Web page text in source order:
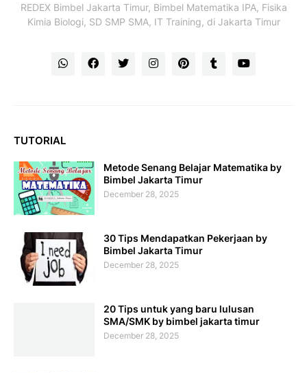
REDEX Bimbel Jakarta Timur, Bimbel Matematika IPA, Fisika
Kimia Biologi, SD SMP SMA, IT Training, di Jakarta Timur
TUTORIAL
Metode Senang Belajar Matematika by
Bimbel Jakarta Timur
December 28, 2025
30 Tips Mendapatkan Pekerjaan by
Bimbel Jakarta Timur
December 28, 2025
20 Tips untuk yang baru lulusan
SMA/SMK by bimbel jakarta timur
December 28, 2025